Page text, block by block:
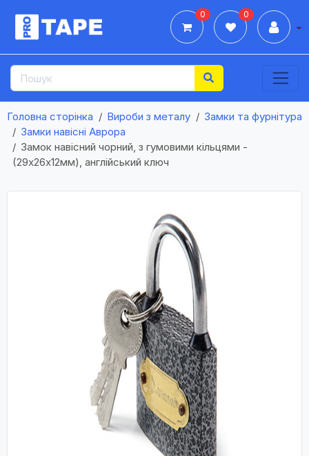
0 0
Головна сторінка Вироби з металу
Замки та фурнітура
Замки навісні Аврора
Замок навісний чорний, з гумовими кільцями -
(29x26x12мм), англійський ключ